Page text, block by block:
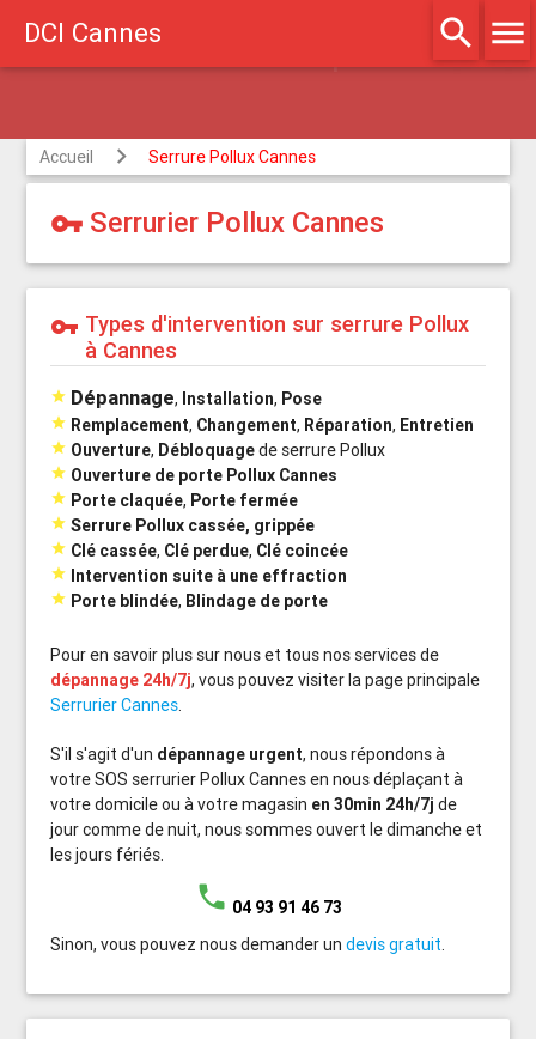
DCI Cannes search menu
Accueil Serrure Pollux Cannes
vpn_key Serrurier Pollux Cannes
vpn_key Types d'intervention sur serrure Pollux
à Cannes
 Dépannage, Installation, Pose
 Remplacement, Changement, Réparation, Entretien
 Ouverture, Débloquagede serrure Pollux
 Ouverture de porte Pollux Cannes
 Porte claquée, Porte fermée
 Serrure Pollux cassée, grippée
 Clé cassée, Clé perdue, Clé coincée
 Intervention suite à une effraction
 Porte blindée, Blindage de porte
Pour en savoir plus sur nous et tous nos services de
dépannage 24h/7j, vous pouvez visiter la page principale
Serrurier Cannes.
S'il s'agit d'un dépannage urgent, nous répondons à
votre SOS serrurier Pollux Cannes en nous déplaçant à
votre domicile ou à votre magasin en 30min 24h/7j de
jour comme de nuit, nous sommes ouvert le dimanche et
les jours fériés.
phone 04 93 91 46 73
Sinon, vous pouvez nous demander undevis gratuit.